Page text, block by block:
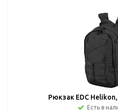
Рюкзак EDC
Есть в